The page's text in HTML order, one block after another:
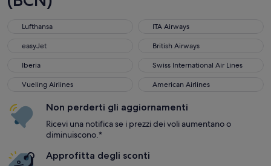
Lufthansa
Lufthansa ITA Airways
ITA Airways
easyJet
easyJet British Airways
British Airways
Iberia
Iberia Swiss International Air Lines
Swiss International Air Lines
Vueling Airlines
Vueling Airlines American Airlines
American Airlines
Non perderti gli aggiornamenti
Ricevi una notifica se i prezzi dei voli aumentano o
diminuiscono.*
Approfitta degli sconti